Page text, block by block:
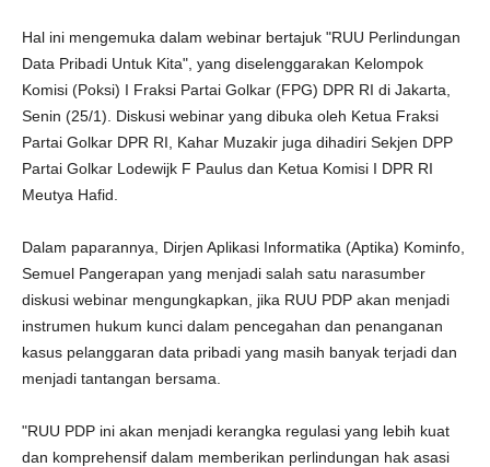
Hal ini mengemuka dalam webinar bertajuk "RUU Perlindungan
Data Pribadi Untuk Kita", yang diselenggarakan Kelompok
Komisi (Poksi) I Fraksi Partai Golkar (FPG) DPR RI di Jakarta,
Senin (25/1). Diskusi webinar yang dibuka oleh Ketua Fraksi
Partai Golkar DPR RI, Kahar Muzakir juga dihadiri Sekjen DPP
Partai Golkar Lodewijk F Paulus dan Ketua Komisi I DPR RI
Meutya Hafid.
Dalam paparannya, Dirjen Aplikasi Informatika (Aptika) Kominfo,
Semuel Pangerapan yang menjadi salah satu narasumber
diskusi webinar mengungkapkan, jika RUU PDP akan menjadi
instrumen hukum kunci dalam pencegahan dan penanganan
kasus pelanggaran data pribadi yang masih banyak terjadi dan
menjadi tantangan bersama.
"RUU PDP ini akan menjadi kerangka regulasi yang lebih kuat
dan komprehensif dalam memberikan perlindungan hak asasi